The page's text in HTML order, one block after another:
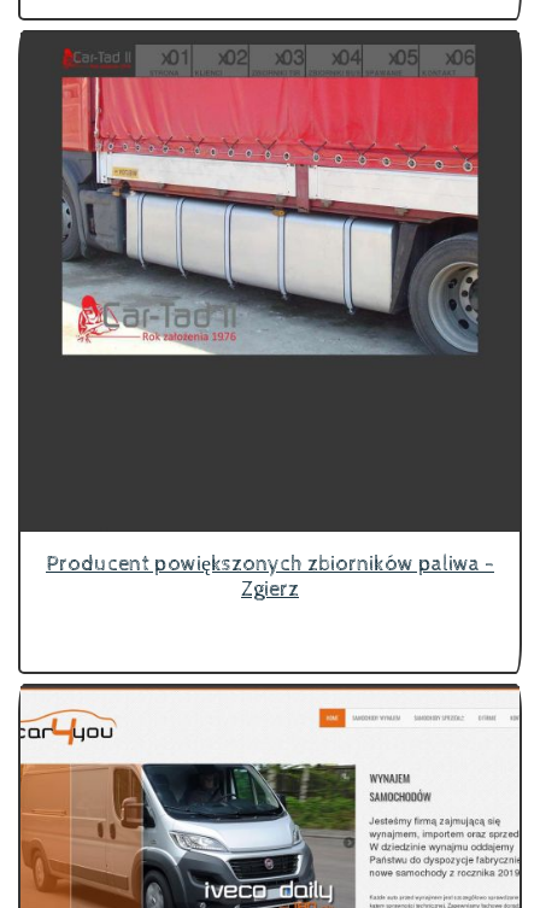
Producent powiększonych zbiorników paliwa -
Zgierz